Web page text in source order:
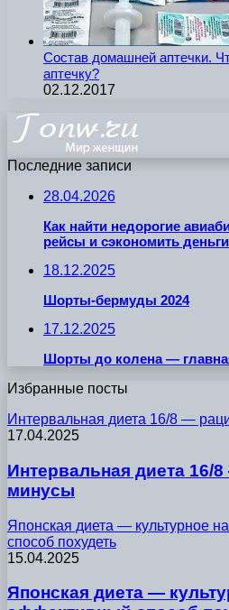
Состав домашней аптечки.
аптечку?
02.12.2017
Последние записи
28.04.2026
Как найти недорогие
рейсы и сэкономить деньги
18.12.2025
Шорты-бермуды 2024
17.12.2025
Шорты до колена —
Избранные посты
Интервальная диета 16/8 —
17.04.2025
Интервальная диета
минусы
Японская диета — культурное
способ похудеть
15.04.2025
Японская диета —